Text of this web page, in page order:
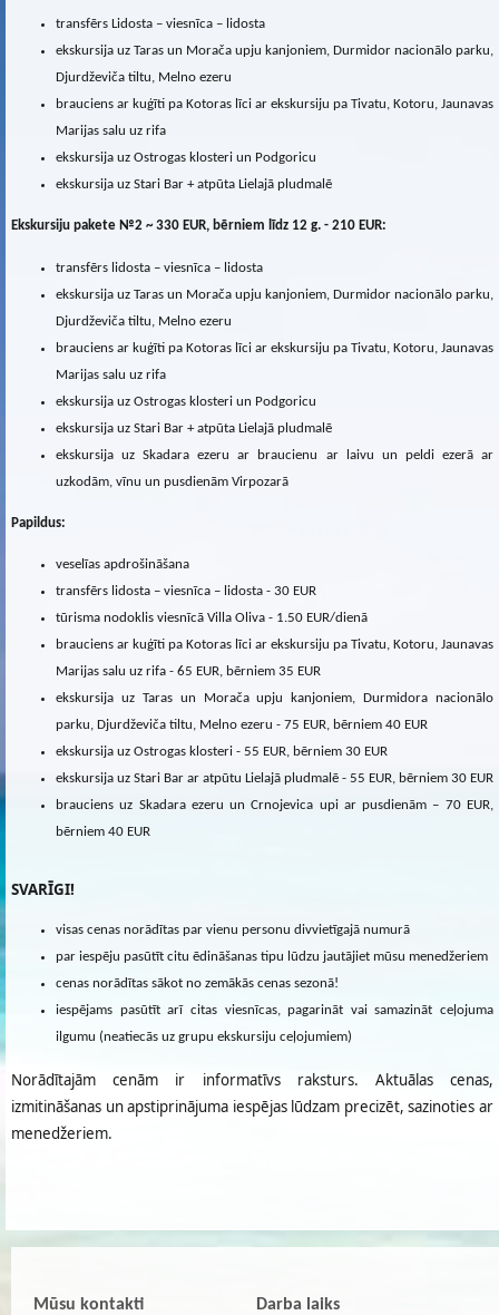
transfērs Lidosta – viesnīca – lidosta
ekskursija uz Taras un Morača upju kanjoniem, Durmidor nacionālo parku,
Djurdževiča tiltu, Melno ezeru
brauciens ar kuģīti pa Kotoras līci ar ekskursiju pa Tivatu, Kotoru, Jaunavas
Marijas salu uz rifa
ekskursija uz Ostrogas klosteri un Podgoricu
ekskursija uz Stari Bar + atpūta Lielajā pludmalē
Ekskursiju pakete №2 ~ 330 EUR, bērniem līdz 12 g. - 210 EUR:
transfērs lidosta – viesnīca – lidosta
ekskursija uz Taras un Morača upju kanjoniem, Durmidor nacionālo parku,
Djurdževiča tiltu, Melno ezeru
brauciens ar kuģīti pa Kotoras līci ar ekskursiju pa Tivatu, Kotoru, Jaunavas
Marijas salu uz rifa
ekskursija uz Ostrogas klosteri un Podgoricu
ekskursija uz Stari Bar + atpūta Lielajā pludmalē
ekskursija uz Skadara ezeru ar braucienu ar laivu un peldi ezerā ar
uzkodām, vīnu un pusdienām Virpozarā
Papildus:
veselīas apdrošināšana
transfērs lidosta – viesnīca – lidosta - 30 EUR
tūrisma nodoklis viesnīcā Villa Oliva - 1.50 EUR/dienā
brauciens ar kuģīti pa Kotoras līci ar ekskursiju pa Tivatu, Kotoru, Jaunavas
Marijas salu uz rifa - 65 EUR, bērniem 35 EUR
ekskursija uz Taras un Morača upju kanjoniem, Durmidora nacionālo
parku, Djurdževiča tiltu, Melno ezeru - 75 EUR, bērniem 40 EUR
ekskursija uz Ostrogas klosteri - 55 EUR, bērniem 30 EUR
ekskursija uz Stari Bar ar atpūtu Lielajā pludmalē - 55 EUR, bērniem 30 EUR
brauciens uz Skadara ezeru un Crnojevica upi ar pusdienām – 70 EUR,
bērniem 40 EUR
SVARĪGI!
visas cenas norādītas par vienu personu divvietīgajā numurā
par iespēju pasūtīt citu ēdināšanas tipu lūdzu jautājiet mūsu menedžeriem
cenas norādītas sākot no zemākās cenas sezonā!
iespējams pasūtīt arī citas viesnīcas, pagarināt vai samazināt ceļojuma
ilgumu (neatiecās uz grupu ekskursiju ceļojumiem)
Norādītajām cenām ir informatīvs raksturs. Aktuālas cenas,
izmitināšanas un apstiprinājuma iespējas lūdzam precizēt, sazinoties ar
menedžeriem.
Mūsu kontakti Darba laiks